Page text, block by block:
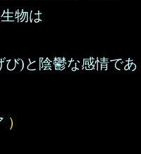
物は
)と陰鬱な感情であ
）